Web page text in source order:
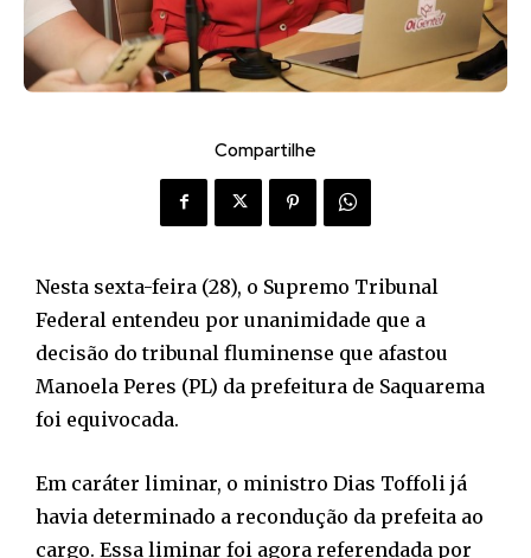
Compartilhe
Nesta sexta-feira (28), o Supremo Tribunal
Federal entendeu por unanimidade que a
decisão do tribunal fluminense que afastou
Manoela Peres (PL) da prefeitura de Saquarema
foi equivocada.
Em caráter liminar, o ministro Dias Toffoli já
havia determinado a recondução da prefeita ao
cargo. Essa liminar foi agora referendada por